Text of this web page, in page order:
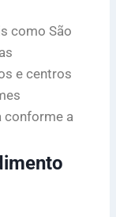
como São
e centros
conforme a